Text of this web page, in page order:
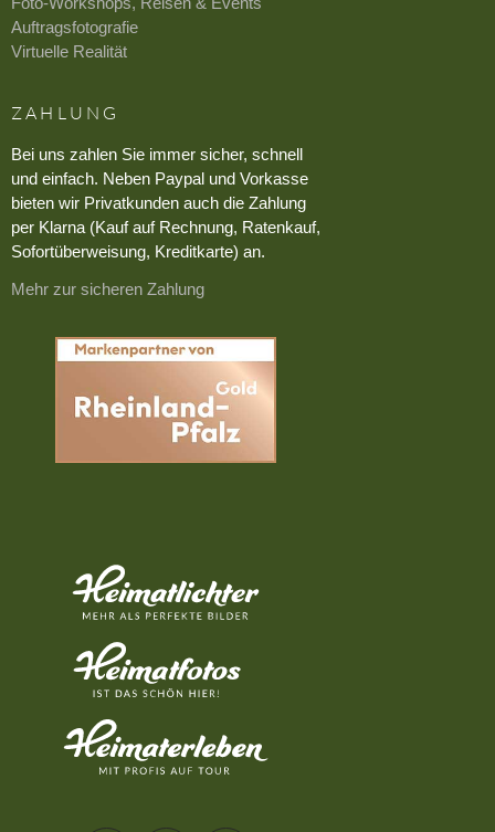
Auftragsfotografie
Virtuelle Realität
ZAHLUNG
Bei uns zahlen Sie immer sicher, schnell
und einfach. Neben Paypal und Vorkasse
bieten wir Privatkunden auch die Zahlung
per Klarna (Kauf auf Rechnung, Ratenkauf,
Sofortüberweisung, Kreditkarte) an.
Mehr zur sicheren Zahlung